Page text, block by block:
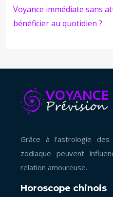
Voyance immédiate sans
bénéficier au quotidien ?
Grâce à l’astrologie
zodiaque peuvent
relation amoureuse.
Horoscope chinois